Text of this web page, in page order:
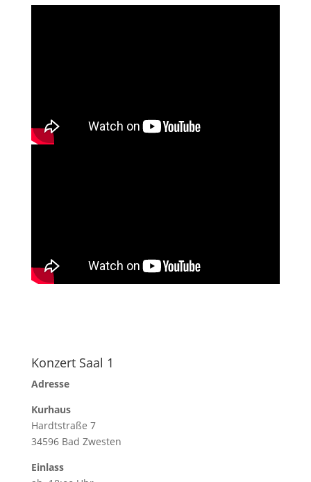
Konzert Saal 1
Adresse
Kurhaus
Hardtstraße 7
34596 Bad Zwesten
Einlass